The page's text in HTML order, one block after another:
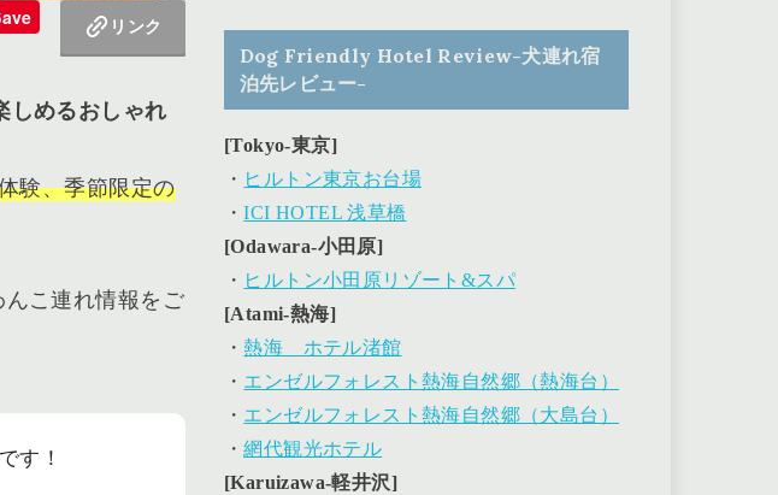
リンク
しめるおしゃれ
験、季節限定の
んこ連れ情報をご
す！
Dog Friendly Hotel Review-犬連れ宿
泊先レビュー-
[Tokyo-東京]
・ ヒルトン東京お台場
・ICI HOTEL 浅草橋
[Odawara-小田原]
・ ヒルトン小田原リゾート&スパ
[Atami-熱海]
・熱海 ホテル渚館
・ エンゼルフォレスト熱海自然郷（熱海台）
・ エンゼルフォレスト熱海自然郷（大島台）
・網代観光ホテル
[Karuizawa-軽井沢]